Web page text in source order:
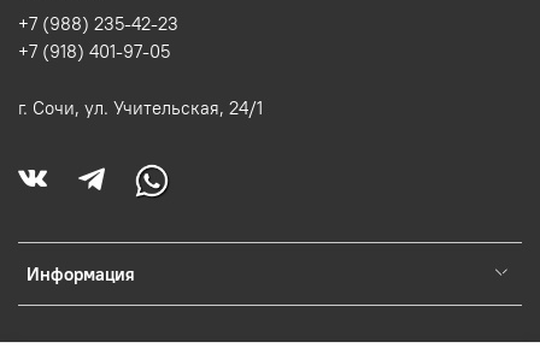
Информация
+7 (988) 235-42-23
+7 (918) 401-97-05
г. Сочи, ул. Учительская, 24/1